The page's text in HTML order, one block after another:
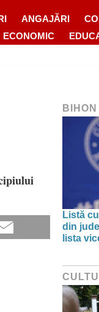
ANGAJĂRI
ECONOMIC
Listă
din
lista